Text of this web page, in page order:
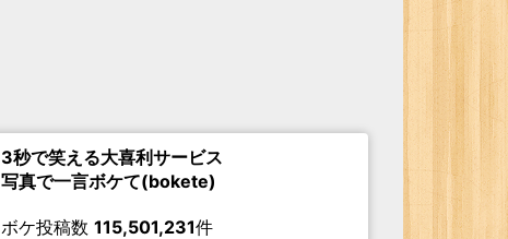
3秒で笑える大喜利サービス
写真で一言ボケて(bokete)
ボケ投稿数 115,501,231件